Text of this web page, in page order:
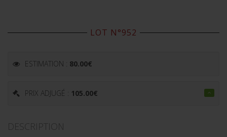
LOT N°952
ESTIMATION : 80.00€
PRIX ADJUGÉ : 105.00€
DESCRIPTION